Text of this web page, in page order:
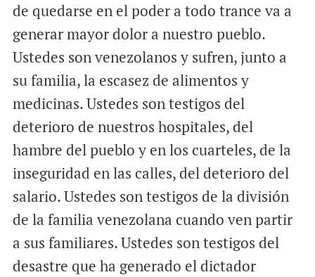
de quedarse en el poder a todo trance va a
generar mayor dolor a nuestro pueblo.
Ustedes son venezolanos y sufren, junto a
su familia, la escasez de alimentos y
medicinas. Ustedes son testigos del
deterioro de nuestros hospitales, del
hambre del pueblo y en los cuarteles, de la
inseguridad en las calles, del deterioro del
salario. Ustedes son testigos de la división
de la familia venezolana cuando ven partir
a sus familiares. Ustedes son testigos del
desastre que ha generado el dictador